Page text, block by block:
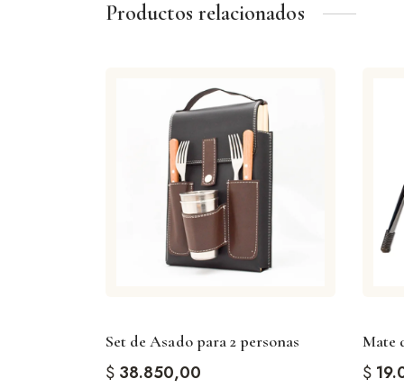
Productos relacionados
Set de Asado para 2 personas
$ 38.850,00
Mate
$